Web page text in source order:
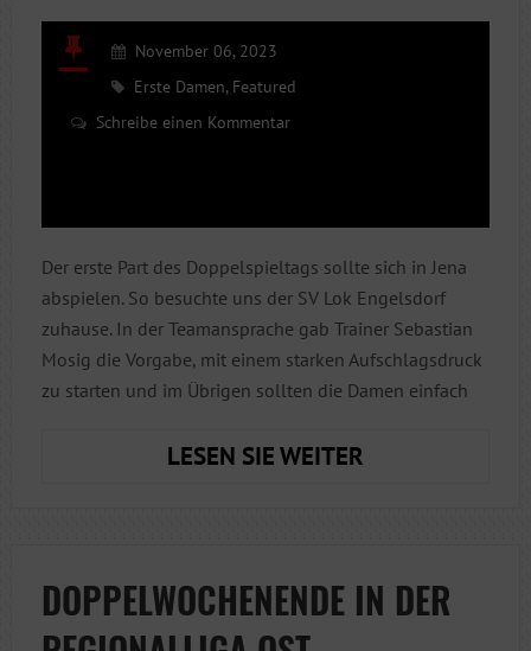
November 06, 2023
Erste Damen, Featured
Schreibe einen Kommentar
Der erste Part des Doppelspieltags sollte sich in Jena
abspielen. So besuchte uns der SV Lok Engelsdorf
zuhause. In der Teamansprache gab Trainer Sebastian
Mosig die Vorgabe, mit einem starken Aufschlagsdruck
zu starten und im Übrigen sollten die Damen einfach
LESEN SIE WEITERDAS
NIE
GENANNT
DOPPELWOCHENENDE IN DER